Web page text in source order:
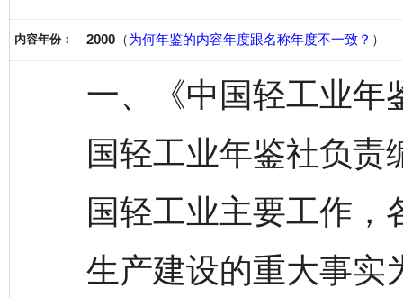
内容年份： 2000 （为何年鉴的内容年度跟名称年度不一致？ ）
一、《中国轻工业年
国轻工业年鉴社负
国轻工业主要工作
生产建设的重大事实